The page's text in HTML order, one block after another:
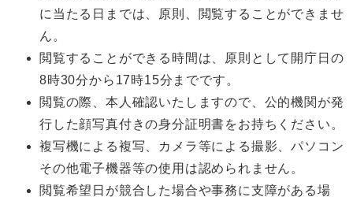
に当たる日までは、原則、閲覧することができませ
ん。
閲覧することができる時間は、原則として開庁日の
8時30分から17時15分までです。
閲覧の際、本人確認いたしますので、公的機関が発
行した顔写真付きの身分証明書をお持ちください。
複写機による複写、カメラ等による撮影、パソコン
その他電子機器等の使用は認められません。
閲覧希望日が競合した場合や事務に支障がある場